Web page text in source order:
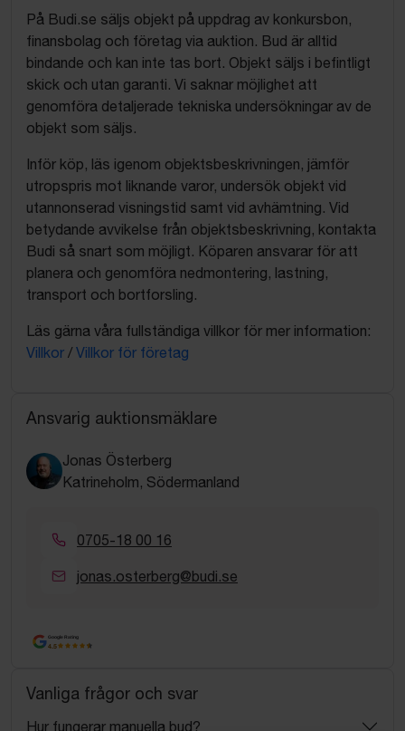
På Budi.se säljs objekt på uppdrag av konkursbon,
finansbolag och företag via auktion. Bud är alltid
bindande och kan inte tas bort. Objekt säljs i befintligt
skick och utan garanti. Vi saknar möjlighet att
genomföra detaljerade tekniska undersökningar av de
objekt som säljs.
Inför köp, läs igenom objektsbeskrivningen, jämför
utropspris mot liknande varor, undersök objekt vid
utannonserad visningstid samt vid avhämtning. Vid
betydande avvikelse från objektsbeskrivning, kontakta
Budi så snart som möjligt. Köparen ansvarar för att
planera och genomföra nedmontering, lastning,
transport och bortforsling.
Läs gärna våra fullständiga villkor för mer information:
Villkor / Villkor för företag
Ansvarig auktionsmäklare
Jonas Österberg
Katrineholm, Södermanland
0705-18 00 16
jonas.osterberg@budi.se
Google Rating
4.5
Vanliga frågor och svar
Hur fungerar manuella bud?